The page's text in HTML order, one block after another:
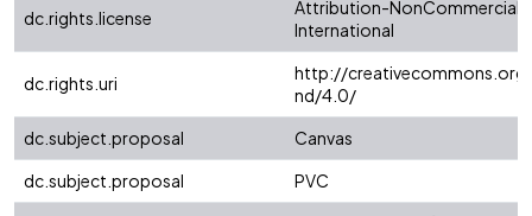
dc.rights.license
Attribution-NonCommercial-
International
dc.rights.uri
http://
nd/4.0/
dc.subject.proposal
Canvas
dc.subject.proposal
PVC